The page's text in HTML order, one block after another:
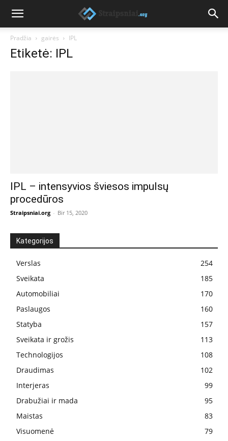
Pradžia gairės IPL
Etiketė: IPL
IPL – intensyvios šviesos impulsų
procedūros
Straipsniai.org - Bir 15, 2020
Kategorijos
Verslas
254
Sveikata
185
Automobiliai
170
Paslaugos
160
Statyba
157
Sveikata ir grožis
113
Technologijos
108
Draudimas
102
Interjeras
99
Drabužiai ir mada
95
Maistas
83
Visuomenė
79